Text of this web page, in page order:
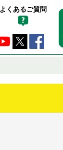
よくあるご質問